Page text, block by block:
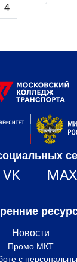
4
VK MAX
Новости
Промо МКТ
с